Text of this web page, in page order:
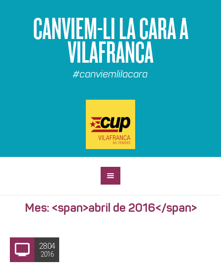
CANVIEM-LI LA CARA A
VILAFRANCA
#canviemlilacara
Mes: <span>abril de 2016</span>
28.04
2016